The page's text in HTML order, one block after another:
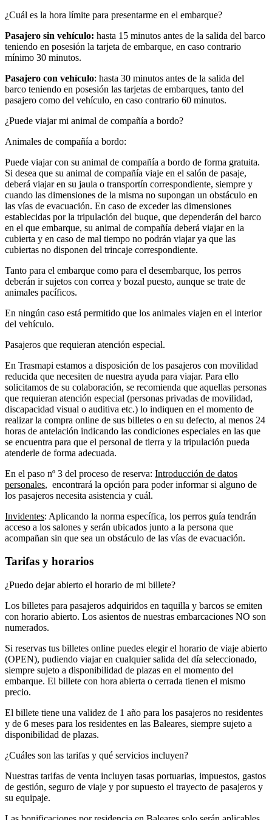
¿Cuál es la hora límite para presentarme en el embarque?
Pasajero sin vehículo: hasta 15 minutos antes de la salida del barco
teniendo en posesión la tarjeta de embarque, en caso contrario
mínimo 30 minutos.
Pasajero con vehículo: hasta 30 minutos antes de la salida del
barco teniendo en posesión las tarjetas de embarques, tanto del
pasajero como del vehículo, en caso contrario 60 minutos.
¿Puede viajar mi animal de compañía a bordo?
Animales de compañía a bordo:
Puede viajar con su animal de compañía a bordo de forma gratuita.
Si desea que su animal de compañía viaje en el salón de pasaje,
deberá viajar en su jaula o transportín correspondiente, siempre y
cuando las dimensiones de la misma no supongan un obstáculo en
las vías de evacuación. En caso de exceder las dimensiones
establecidas por la tripulación del buque, que dependerán del barco
en el que embarque, su animal de compañía deberá viajar en la
cubierta y en caso de mal tiempo no podrán viajar ya que las
cubiertas no disponen del trincaje correspondiente.
Tanto para el embarque como para el desembarque, los perros
deberán ir sujetos con correa y bozal puesto, aunque se trate de
animales pacíficos.
En ningún caso está permitido que los animales viajen en el interior
del vehículo.
Pasajeros que requieran atención especial.
En Trasmapi estamos a disposición de los pasajeros con movilidad
reducida que necesiten de nuestra ayuda para viajar. Para ello
solicitamos de su colaboración, se recomienda que aquellas personas
que requieran atención especial (personas privadas de movilidad,
discapacidad visual o auditiva etc.) lo indiquen en el momento de
realizar la compra online de sus billetes o en su defecto, al menos 24
horas de antelación indicando las condiciones especiales en las que
se encuentra para que el personal de tierra y la tripulación pueda
atenderle de forma adecuada.
En el paso nº 3 del proceso de reserva: Introducción de datos
personales, encontrará la opción para poder informar si alguno de
los pasajeros necesita asistencia y cuál.
Invidentes: Aplicando la norma específica, los perros guía tendrán
acceso a los salones y serán ubicados junto a la persona que
acompañan sin que sea un obstáculo de las vías de evacuación.
Tarifas y horarios
¿Puedo dejar abierto el horario de mi billete?
Los billetes para pasajeros adquiridos en taquilla y barcos se emiten
con horario abierto. Los asientos de nuestras embarcaciones NO son
numerados.
Si reservas tus billetes online puedes elegir el horario de viaje abierto
(OPEN), pudiendo viajar en cualquier salida del día seleccionado,
siempre sujeto a disponibilidad de plazas en el momento del
embarque. El billete con hora abierta o cerrada tienen el mismo
precio.
El billete tiene una validez de 1 año para los pasajeros no residentes
y de 6 meses para los residentes en las Baleares, siempre sujeto a
disponibilidad de plazas.
¿Cuáles son las tarifas y qué servicios incluyen?
Nuestras tarifas de venta incluyen tasas portuarias, impuestos, gastos
de gestión, seguro de viaje y por supuesto el trayecto de pasajeros y
su equipaje.